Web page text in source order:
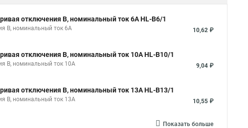
отключения B, номинальный ток 6А HL-B6/1
B, номинальный ток 6А 10,62 ₽
отключения B, номинальный ток 10А HL-B10/1
B, номинальный ток 10А 9,04 ₽
отключения B, номинальный ток 13А HL-B13/1
B, номинальный ток 13А 10,55 ₽
Показать больше